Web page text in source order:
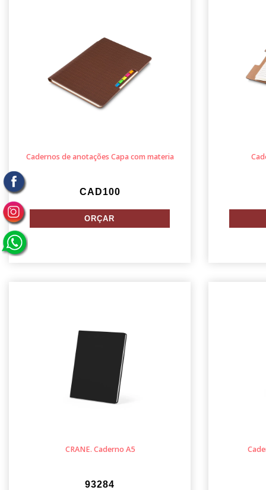
Cadernos de anotações Capa com materia
CAD100
CRANE. Caderno A5
93284